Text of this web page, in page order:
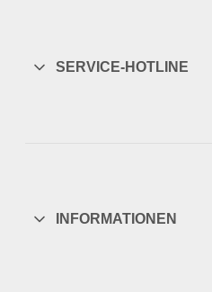
SERVICE-HOTLINE
INFORMATIONEN